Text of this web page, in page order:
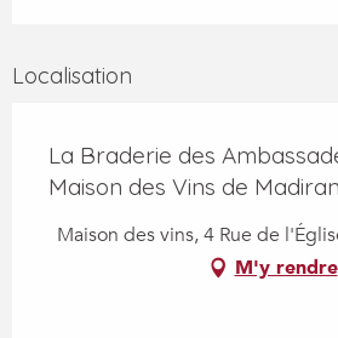
Localisation
La Braderie des
Maison des Vins de Madiran
Maison des vins, 4 Rue de
M'y rendre